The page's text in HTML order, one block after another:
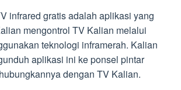
infrared gratis adalah aplikasi yang
mengontrol TV Kalian melalui
teknologi inframerah. Kalian
aplikasi ini ke ponsel pintar
dengan TV Kalian.